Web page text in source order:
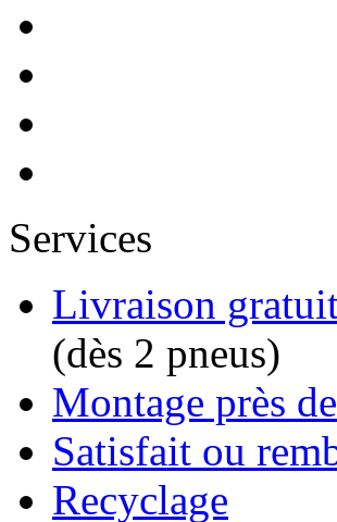
Services
Livraison
(dès 2 pneus)
Montage près
Satisfait ou
Recyclage